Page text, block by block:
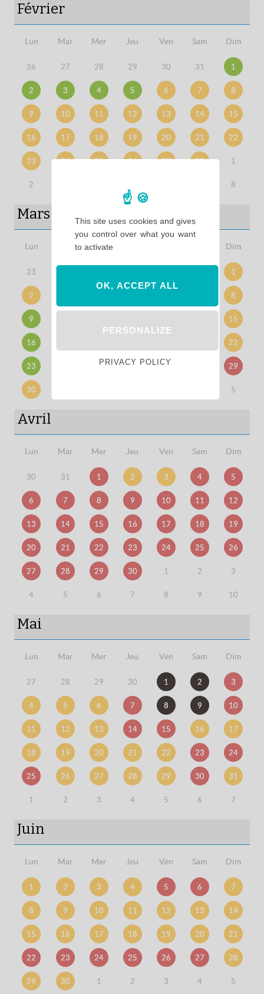
Février
Lun Mar Mer Jeu Ven Sam Dim
26 27 28 29 30 31 1
2 3 4 5 6 7 8
9 10 11 12 13 14 15
16 17 18 19 20 21 22
23 24 25 26 27 28 1
2 8
Mars
Lun Mer Dim
23 1
2 8
9 15
16 22
23 25 26 27 29
30 5
Avril
Lun Mar Mer Jeu Ven Sam Dim
30 31 1 2 3 4 5
6 7 8 9 10 11 12
13 14 15 16 17 18 19
20 21 22 23 24 25 26
27 28 29 30 1 2 3
4 5 6 7 8 9 10
Mai
Lun Mar Mer Jeu Ven Sam Dim
27 28 29 30 1 2 3
4 5 6 7 8 9 10
11 12 13 14 15 16 17
18 19 20 21 22 23 24
25 26 27 28 29 30 31
1 2 3 4 5 6 7
Juin
Lun Mar Mer Jeu Ven Sam Dim
1 2 3 4 5 6 7
8 9 10 11 12 13 14
15 16 17 18 19 20 21
22 23 24 25 26 27 28
29 30 1 2 3 4 5
This site uses cookies and gives
you control over what you want
to activate
OK, ACCEPT ALL
PERSONALIZE
PRIVACY POLICY